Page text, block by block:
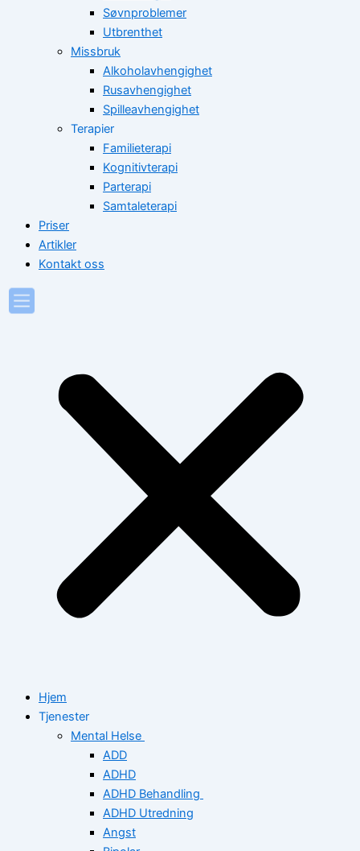
Søvnproblemer
Utbrenthet
Missbruk
Alkoholavhengighet
Rusavhengighet
Spilleavhengighet
Terapier
Familieterapi
Kognitivterapi
Parterapi
Samtaleterapi
Priser
Artikler
Kontakt oss
Hjem
Tjenester
Mental Helse
ADD
ADHD
ADHD Behandling
ADHD Utredning
Angst